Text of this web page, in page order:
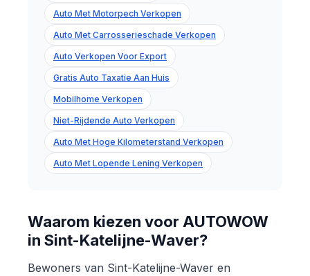
Auto Met Motorpech Verkopen
Auto Met Carrosserieschade Verkopen
Auto Verkopen Voor Export
Gratis Auto Taxatie Aan Huis
Mobilhome Verkopen
Niet-Rijdende Auto Verkopen
Auto Met Hoge Kilometerstand Verkopen
Auto Met Lopende Lening Verkopen
Waarom kiezen voor AUTOWOW
in Sint-Katelijne-Waver?
Bewoners van Sint-Katelijne-Waver en